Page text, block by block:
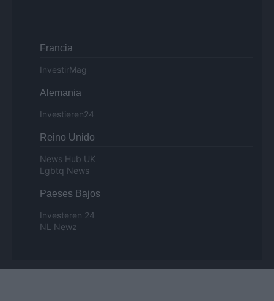
Francia
InvestirMag
Alemania
Investieren24
Reino Unido
News Hub UK
Lgbtq News
Paeses Bajos
Investeren 24
NL Newz